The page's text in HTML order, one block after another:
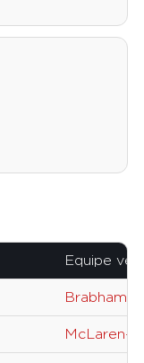
Equipe
Brabham-
McLaren-